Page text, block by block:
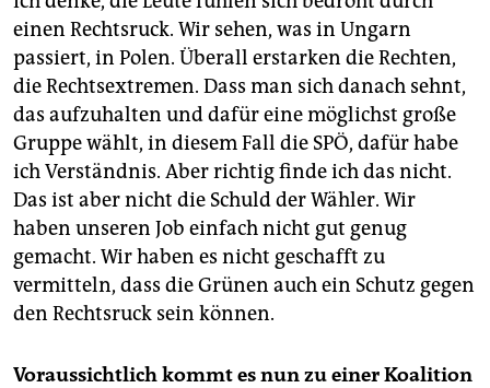
einen Rechtsruck. Wir sehen, was in Ungarn
passiert, in Polen. Überall erstarken die Rechten,
die Rechtsextremen. Dass man sich danach sehnt,
das aufzuhalten und dafür eine möglichst große
Gruppe wählt, in diesem Fall die SPÖ, dafür habe
ich Verständnis. Aber richtig finde ich das nicht.
Das ist aber nicht die Schuld der Wähler. Wir
haben unseren Job einfach nicht gut genug
gemacht. Wir haben es nicht geschafft zu
vermitteln, dass die Grünen auch ein Schutz gegen
den Rechtsruck sein können.
Voraussichtlich kommt es nun zu einer Koalition